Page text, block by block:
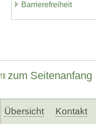
Barrierefreiheit
zum Seitenanfang
Übersicht Kontakt